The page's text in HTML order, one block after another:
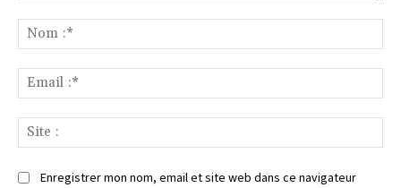
:*
:*
:
Enregistrer mon nom, email et site web dans ce navigateur